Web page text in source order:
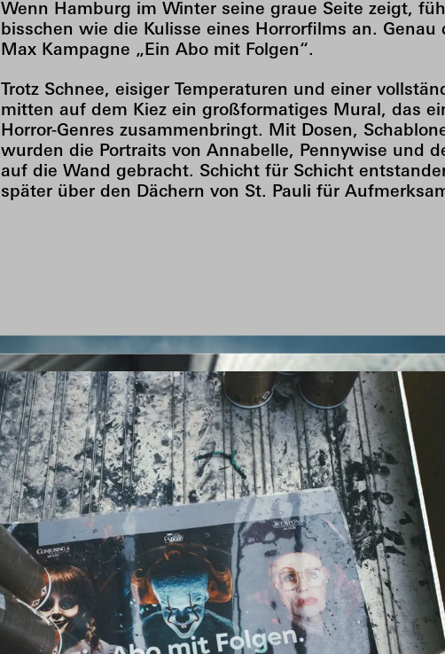
Wenn Hamburg im Winter seine graue Seite zeigt,
bisschen wie die Kulisse eines Horrorfilms an.
Max Kampagne „Ein Abo mit Folgen“.
Trotz Schnee, eisiger Temperaturen und einer
mitten auf dem Kiez ein großformatiges Mural, das
Horror-Genres zusammenbringt. Mit Dosen,
wurden die Portraits von Annabelle, Pennywise und
auf die Wand gebracht. Schicht für Schicht
später über den Dächern von St. Pauli für